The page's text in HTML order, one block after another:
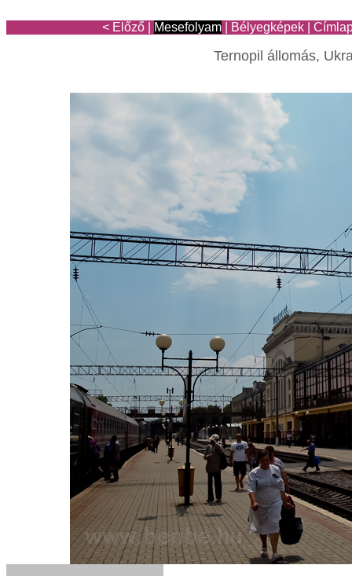
< Előző Mesefolyam Bélyegképek
Ternopil állomás,